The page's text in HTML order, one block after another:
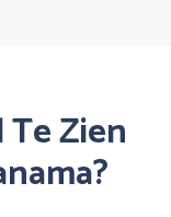
Zien